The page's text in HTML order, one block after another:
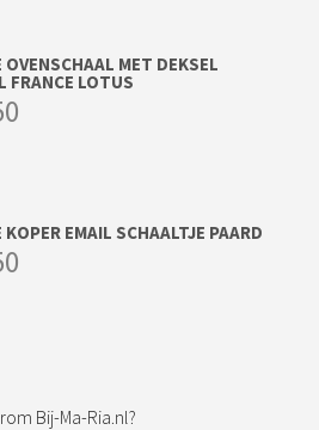
OVENSCHAAL MET DEKSEL
FRANCE LOTUS
KOPER EMAIL SCHAALTJE PAARD
Bij-Ma-Ria.nl?